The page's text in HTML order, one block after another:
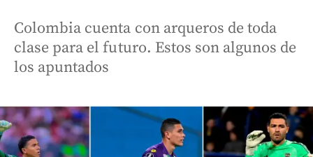
Colombia cuenta con arqueros de toda
clase para el futuro. Estos son algunos de
los apuntados